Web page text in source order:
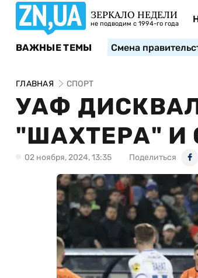
ЗЕРКАЛО НЕДЕЛИ
не подводим с 1994-го года
ВАЖНЫЕ ТЕМЫ Смена
ГЛАВНАЯ СПОРТ
УАФ
"ШАХТЕРА"
02 ноября, 2024, 13:35 Поделиться